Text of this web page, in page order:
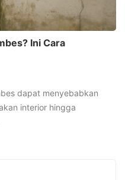
Ini Cara
dapat menyebabkan
interior hingga